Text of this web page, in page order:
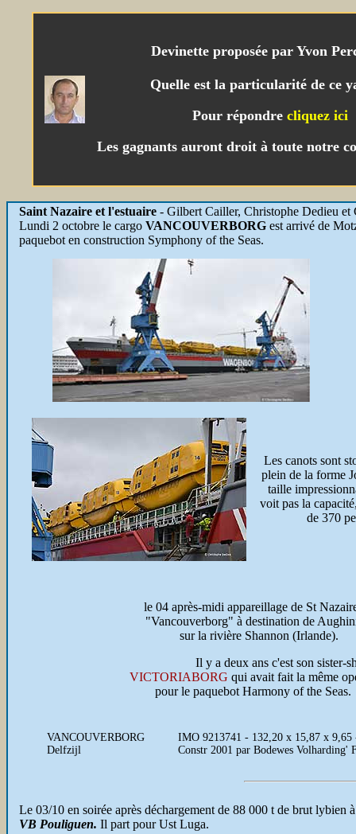
Devinette proposée par Yvon
Quelle est la particularité de ce
Pour répondre cliquez ici
Les gagnants auront droit à toute notre
Saint Nazaire et l'estuaire - Gilbert Cailler, Christophe Dedieu et
Lundi 2 octobre le cargo VANCOUVERBORG est arrivé de
paquebot en construction Symphony of the Seas.
Les canots sont
plein de la forme
taille
voit pas la
de 370
le 04 après-midi appareillage de St
"Vancouverborg" à destination de
sur la rivière Shannon (Irlande).
Il y a deux ans c'est son sister-
VICTORIABORG qui avait fait la même
pour le paquebot Harmony of the
VANCOUVERBORG
Delfzijl
IMO 9213741 - 132,20 x 15,87 x
Constr 2001 par Bodewes Volharding'
Le 03/10 en soirée après déchargement de 88 000 t de brut
VB Pouliguen. Il part pour Ust Luga.